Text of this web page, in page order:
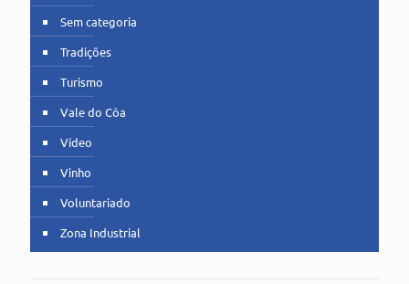
Sem categoria
Tradições
Turismo
Vale do Côa
Vídeo
Vinho
Voluntariado
Zona Industrial